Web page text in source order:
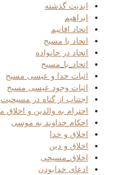
ابدیت گذشته
ابراهیم
اتحاد اقانیم
اتحاد با مسیح
اتحاد در خانواده
اتحاد_با_مسیح
اثبات خدا و عیسی مسیح
اثبات وجود عیسی مسیح
اجتناب از گناه در مسیحیت
احترام به والدین و
احکام خداوند به موسی
اخلاق و خدا
اخلاق و دین
اخلاق_مسیحی
ادعای خدابودن